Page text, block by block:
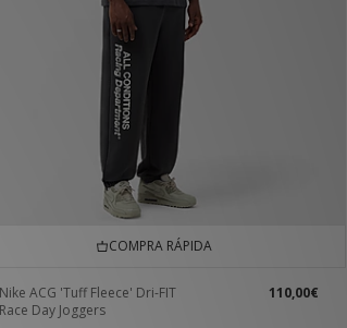
COMPRA RÁPIDA
Nike ACG 'Tuff Fleece' Dri-FIT
Race Day Joggers
110,00€